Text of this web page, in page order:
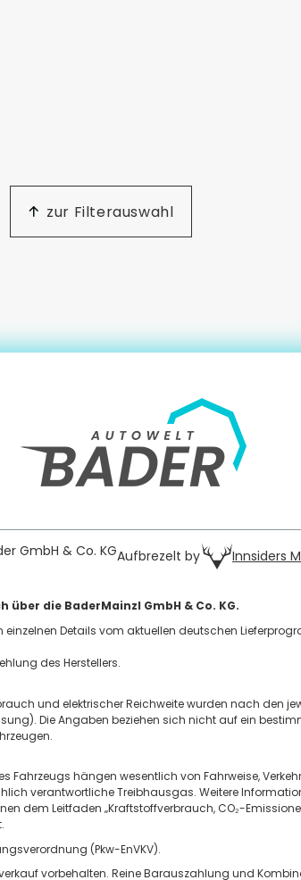
zur Filterauswahl
GmbH & Co. KGAufbrezelt by Innsiders
die BaderMainzl GmbH & Co. KG.
Details vom aktuellen deutschen
des Herstellers.
und elektrischer Reichweite wurden nach den
Die Angaben beziehen sich nicht auf ein
Fahrzeugs hängen wesentlich von Fahrweise,
verantwortliche Treibhausgas. Weitere
dem Leitfaden „Kraftstoffverbrauch, CO₂-
(Pkw-EnVKV).
vorbehalten. Reine Barauszahlung und